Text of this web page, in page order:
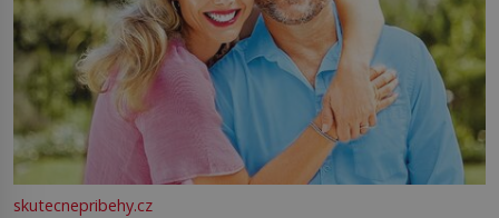
skutecnepribehy.cz